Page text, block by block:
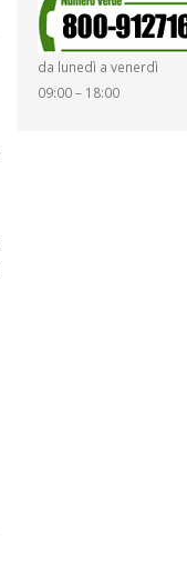
da lunedì a venerdì
09:00 – 18:00